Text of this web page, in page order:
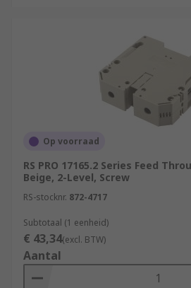
Op voorraad
RS PRO 17165.2 Series Feed
Beige, 2-Level, Screw
RS-stocknr. 872-4717
Subtotaal (1 eenheid)
€ 43,34(excl. BTW)
Aantal